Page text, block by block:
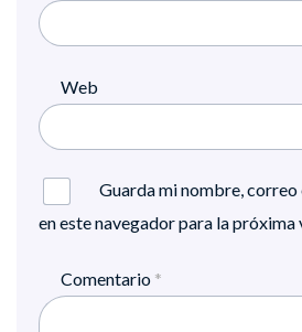
Web
Guarda mi nombre,
en este navegador para la próxima
Comentario *